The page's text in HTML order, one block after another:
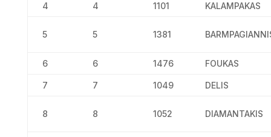
4 4 1101 KALAMPAKAS
5 5 1381
6 6 1476 FOUKAS
7 7 1049 DELIS
8 8 1052 DIAMANTAKIS